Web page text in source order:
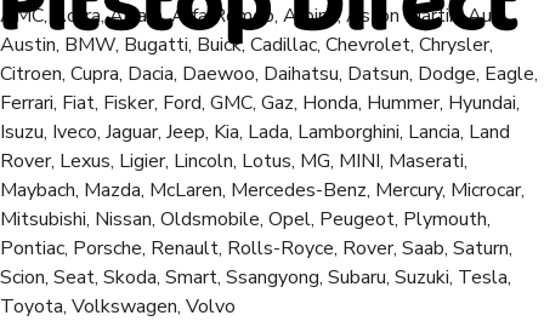
AMC, Acura, Aixam, Alfa Romeo, Alpina, Aston Martin, Audi,
Austin, BMW, Bugatti, Buick, Cadillac, Chevrolet, Chrysler,
Citroen, Cupra, Dacia, Daewoo, Daihatsu, Datsun, Dodge, Eagle,
Ferrari, Fiat, Fisker, Ford, GMC, Gaz, Honda, Hummer, Hyundai,
Isuzu, Iveco, Jaguar, Jeep, Kia, Lada, Lamborghini, Lancia, Land
Rover, Lexus, Ligier, Lincoln, Lotus, MG, MINI, Maserati,
Maybach, Mazda, McLaren, Mercedes-Benz, Mercury, Microcar,
Mitsubishi, Nissan, Oldsmobile, Opel, Peugeot, Plymouth,
Pontiac, Porsche, Renault, Rolls-Royce, Rover, Saab, Saturn,
Scion, Seat, Skoda, Smart, Ssangyong, Subaru, Suzuki, Tesla,
Toyota, Volkswagen, Volvo